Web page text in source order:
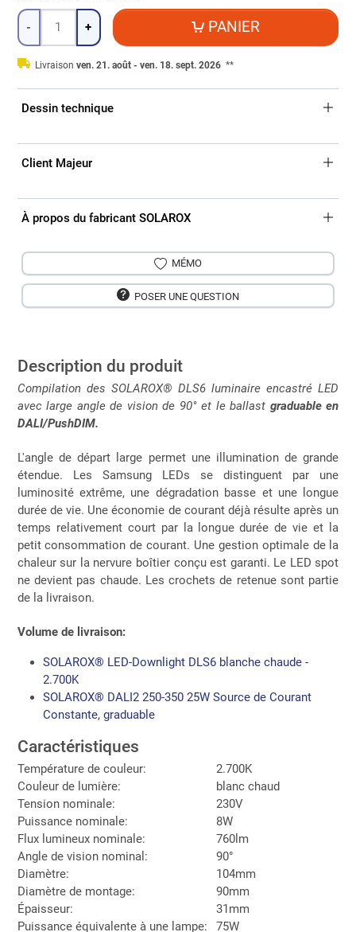
Quantité
- + PANIER
Livraison ven. 21. août - ven. 18. sept. 2026 **
Dessin technique
Client Majeur
À propos du fabricant SOLAROX
MÉMO
POSER UNE QUESTION
Description du produit
Compilation des SOLAROX® DLS6 luminaire encastré LED
avec large angle de vision de 90° et le ballast graduable en
DALI/PushDIM.
L'angle de départ large permet une illumination de grande
étendue. Les Samsung LEDs se distinguent par une
luminosité extrême, une dégradation basse et une longue
durée de vie. Une économie de courant déjà résulte après un
temps relativement court par la longue durée de vie et la
petit consommation de courant. Une gestion optimale de la
chaleur sur la nervure boîtier conçu est garanti. Le LED spot
ne devient pas chaude. Les crochets de retenue sont partie
de la livraison.
Volume de livraison:
SOLAROX® LED-Downlight DLS6 blanche chaude -
2.700K
SOLAROX® DALI2 250-350 25W Source de Courant
Constante, graduable
Caractéristiques
Température de couleur:
2.700K
Couleur de lumière:
blanc chaud
Tension nominale:
230V
Puissance nominale:
8W
Flux lumineux nominale:
760lm
Angle de vision nominal:
90°
Diamètre:
104mm
Diamètre de montage:
90mm
Épaisseur:
31mm
Puissance équivalente à une lampe:
75W